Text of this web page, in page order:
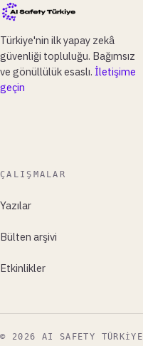
Türkiye'nin ilk yapay zekâ
güvenliği topluluğu. Bağımsız
ve gönüllülük esaslı. İletişime
geçin
ÇALIŞMALAR
Yazılar
Bülten arşivi
Etkinlikler
© 2026 AI SAFETY TÜRKIYE